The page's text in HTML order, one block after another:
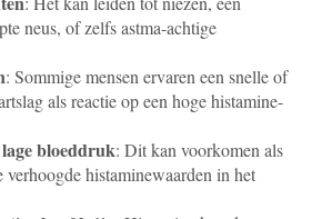
neus, of zelfs astma-achtige
: Sommige mensen ervaren een snelle of
als reactie op een hoge histamine-
bloeddruk: Dit kan voorkomen als
verhoogde histaminewaarden in het